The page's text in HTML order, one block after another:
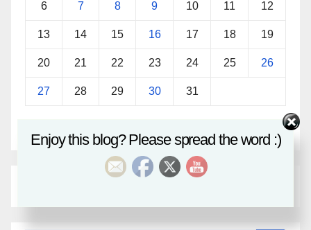
6 7 8 9 10 11 12
13 14 15 16 17 18 19
20 21 22 23 24 25 26
27 28 29 30 31
« Sep Nov »
Enjoy this blog? Please spread the word :)